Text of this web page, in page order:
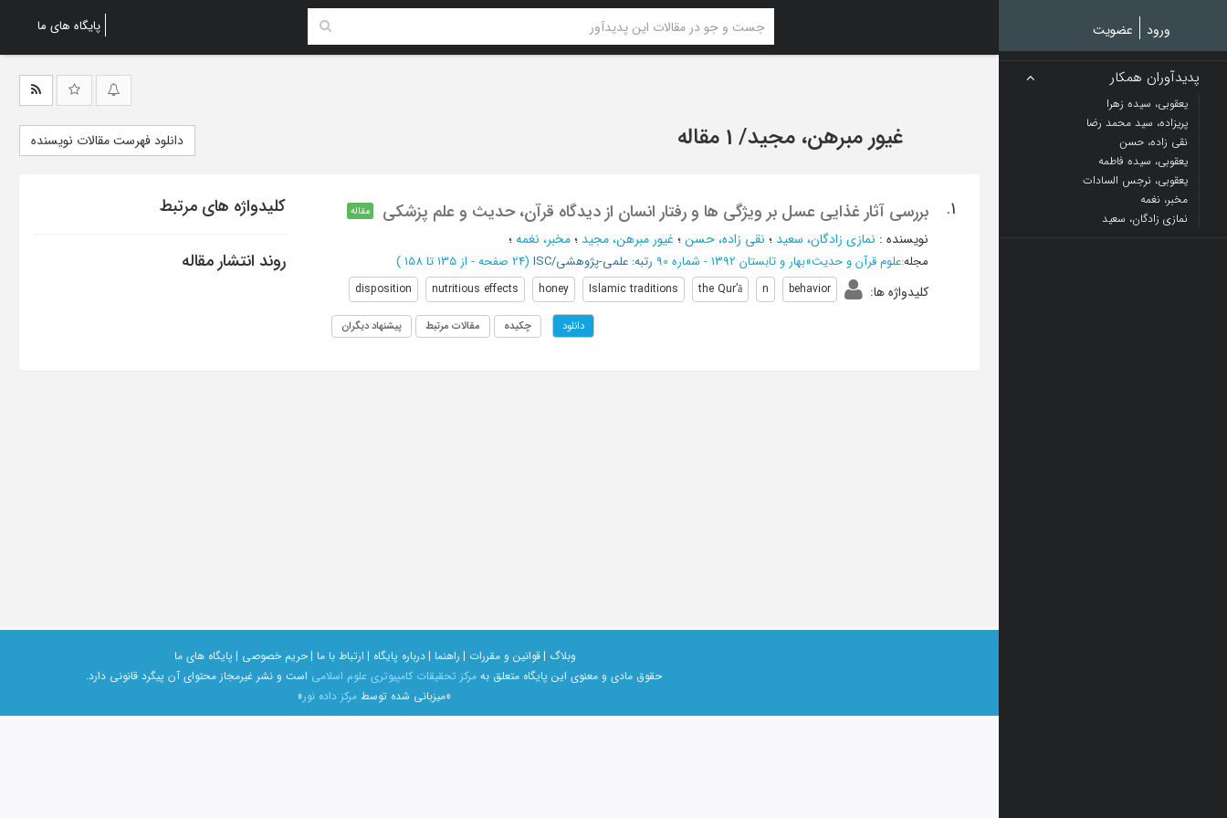
پایگاه های ما ورود عضویت
پدیدآوران همکار
یعقوبی، سیده زهرا
پریزاده، سید محمد رضا
نقی زاده، حسن
یعقوبی، سیده فاطمه
یعقوبی، نرجس السادات
مخبر، نغمه
نمازی زادگان، سعید
غیور مبرهن، مجید/ 1 مقاله دانلود فهرست مقالات نویسنده
1. بررسی آثار غذایی عسل بر ویژگی ها و رفتار انسان از دیدگاه قرآن، حدیث و علم پزشکی مقاله
نویسنده : نمازی زادگان، سعید ؛ نقی زاده، حسن؛ غیور مبرهن، مجید ؛مخبر، نغمه؛
مجله:علوم قرآن و حدیث»بهار و تابستان 1392 - شماره 90 رتبه: علمی-پژوهشی/ISC (‎24 صفحه - از 135 تا 158 )
کلیدواژه ها:
behavior
n
the Qur’ā
Islamic traditions
honey
nutritious effects
disposition
دانلود چکیده مقالات مرتبط پیشنهاد دیگران
کلیدواژه های مرتبط
روند انتشار مقاله
وبلاگ |قوانین و مقررات | راهنما |درباره پایگاه | ارتباط با ما |حریم خصوصی | پایگاه های ما
حقوق مادی و معنوی اين پايگاه متعلق به مرکز تحقیقات کامپیوتری علوم اسلامی است و نشر غیرمجاز محتوای آن پیگرد قانونی دارد.
«میزبانی شده توسطمرکز داده نور»